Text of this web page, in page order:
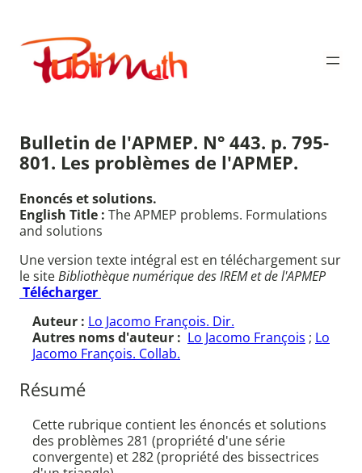
contenu
Publimath
Bulletin de l'APMEP. N° 443. p. 795-
801. Les problèmes de l'APMEP.
Enoncés et solutions.
English Title : The APMEP problems. Formulations
and solutions
Une version texte intégral est en téléchargement sur
le siteBibliothèque numérique des IREM et de l'APMEP
Télécharger
Auteur : Lo Jacomo François. Dir.
Autres noms d'auteur : Lo Jacomo François ; Lo
Jacomo François. Collab.
Résumé
Cette rubrique contient les énoncés et solutions
des problèmes 281 (propriété d'une série
convergente) et 282 (propriété des bissectrices